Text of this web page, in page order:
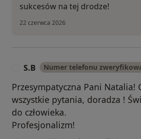
sukcesów na tej drodze!
22 czerwca 2026
S.B Numer telefonu
Przesympatyczna Pani Natalia!
wszystkie pytania, doradza !
do człowieka.
Profesjonalizm!